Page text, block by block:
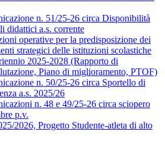
n. 51/25-26 circa Disponibilità
didattici a.s. corrente
operative per la predisposizione dei
strategici delle istituzioni scolastiche
2025-2028 (Rapporto di
Piano di miglioramento, PTOF)
n. 50/25-26 circa Sportello di
a.s. 2025/26
n. 48 e 49/25-26 circa sciopero
p.v.
2026, Progetto Studente-atleta di alto